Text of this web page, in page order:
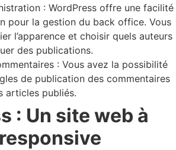
: WordPress offre une facilité
pour la gestion du back office. Vous
l’apparence et choisir quels auteurs
des publications.
: Vous avez la possibilité
de publication des commentaires
articles publiés.
: Un site web à